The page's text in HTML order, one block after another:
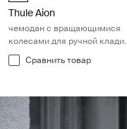
Thule Aion
чемодан с вращающимися
колесами для ручной клади
темный сланец
Сравнить товар